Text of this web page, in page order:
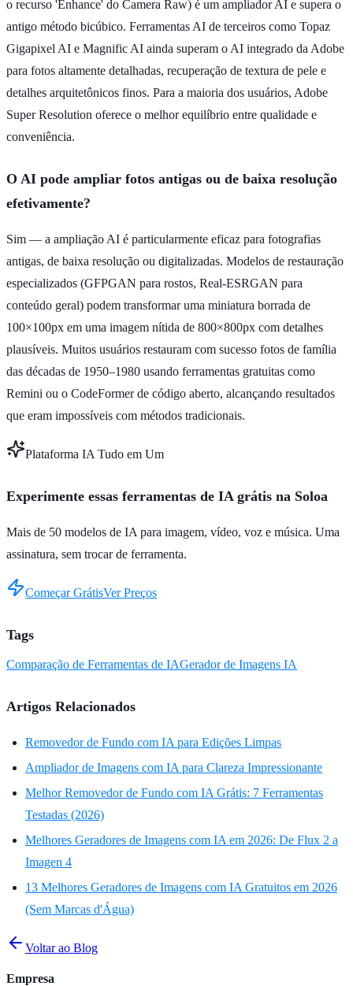
o recurso 'Enhance' do Camera Raw) é um ampliador AI e supera o
antigo método bicúbico. Ferramentas AI de terceiros como Topaz
Gigapixel AI e Magnific AI ainda superam o AI integrado da Adobe
para fotos altamente detalhadas, recuperação de textura de pele e
detalhes arquitetônicos finos. Para a maioria dos usuários, Adobe
Super Resolution oferece o melhor equilíbrio entre qualidade e
conveniência.
O AI pode ampliar fotos antigas ou de baixa resolução
efetivamente?
Sim — a ampliação AI é particularmente eficaz para fotografias
antigas, de baixa resolução ou digitalizadas. Modelos de restauração
especializados (GFPGAN para rostos, Real-ESRGAN para
conteúdo geral) podem transformar uma miniatura borrada de
100×100px em uma imagem nítida de 800×800px com detalhes
plausíveis. Muitos usuários restauram com sucesso fotos de família
das décadas de 1950–1980 usando ferramentas gratuitas como
Remini ou o CodeFormer de código aberto, alcançando resultados
que eram impossíveis com métodos tradicionais.
Plataforma IA Tudo em Um
Experimente essas ferramentas de IA grátis na Soloa
Mais de 50 modelos de IA para imagem, vídeo, voz e música. Uma
assinatura, sem trocar de ferramenta.
Começar GrátisVer Preços
Tags
Comparação de Ferramentas de IAGerador de Imagens IA
Artigos Relacionados
Removedor de Fundo com IA para Edições Limpas
Ampliador de Imagens com IA para Clareza Impressionante
Melhor Removedor de Fundo com IA Grátis: 7 Ferramentas
Testadas (2026)
Melhores Geradores de Imagens com IA em 2026: De Flux 2 a
Imagen 4
13 Melhores Geradores de Imagens com IA Gratuitos em 2026
(Sem Marcas d'Água)
Voltar ao Blog
Empresa